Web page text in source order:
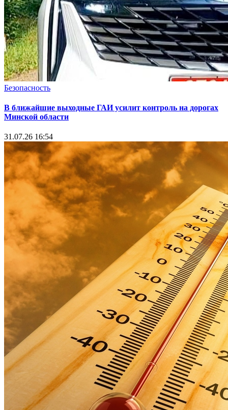
Безопасность
В ближайшие выходные ГАИ усилит контроль на дорогах
Минской области
31.07.26 16:54